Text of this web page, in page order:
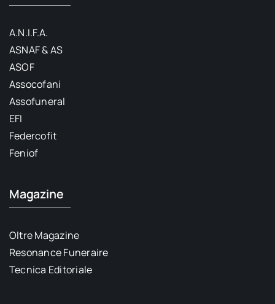
A.N.I.F.A.
ASNAF & AS
ASOF
Assocofani
Assofuneral
EFI
Federcofit
Feniof
Magazine
Oltre Magazine
Resonance Funeraire
Tecnica Editoriale